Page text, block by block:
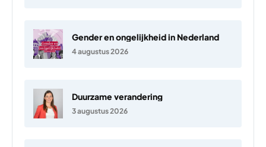
Gender en ongelijkheid in Nederland
4 augustus 2026
Duurzame verandering
3 augustus 2026